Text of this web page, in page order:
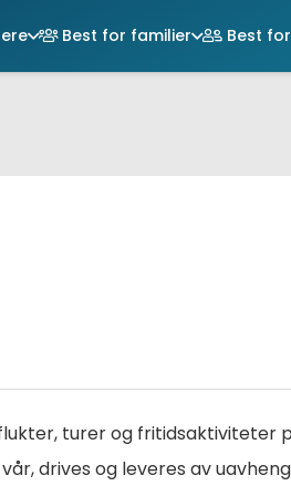
Best for familier Best
turer og fritidsaktiviteter
drives og leveres av